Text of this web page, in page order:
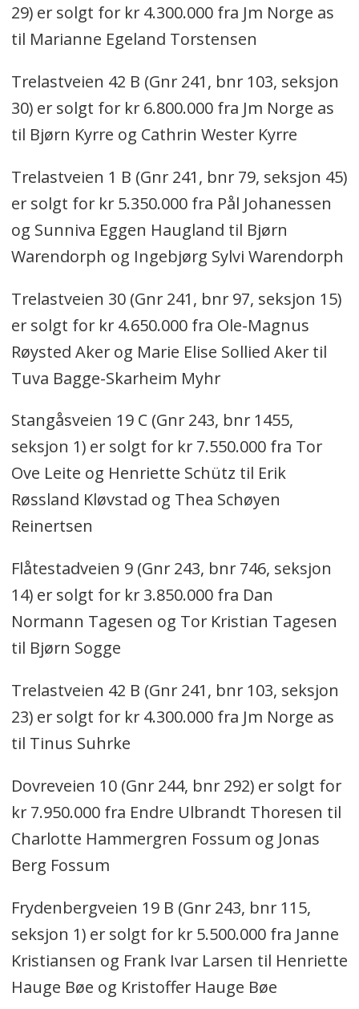
29) er solgt for kr 4.300.000 fra Jm Norge as
til Marianne Egeland Torstensen
Trelastveien 42 B (Gnr 241, bnr 103, seksjon
30) er solgt for kr 6.800.000 fra Jm Norge as
til Bjørn Kyrre og Cathrin Wester Kyrre
Trelastveien 1 B (Gnr 241, bnr 79, seksjon 45)
er solgt for kr 5.350.000 fra Pål Johanessen
og Sunniva Eggen Haugland til Bjørn
Warendorph og Ingebjørg Sylvi Warendorph
Trelastveien 30 (Gnr 241, bnr 97, seksjon 15)
er solgt for kr 4.650.000 fra Ole-Magnus
Røysted Aker og Marie Elise Sollied Aker til
Tuva Bagge-Skarheim Myhr
Stangåsveien 19 C (Gnr 243, bnr 1455,
seksjon 1) er solgt for kr 7.550.000 fra Tor
Ove Leite og Henriette Schütz til Erik
Røssland Kløvstad og Thea Schøyen
Reinertsen
Flåtestadveien 9 (Gnr 243, bnr 746, seksjon
14) er solgt for kr 3.850.000 fra Dan
Normann Tagesen og Tor Kristian Tagesen
til Bjørn Sogge
Trelastveien 42 B (Gnr 241, bnr 103, seksjon
23) er solgt for kr 4.300.000 fra Jm Norge as
til Tinus Suhrke
Dovreveien 10 (Gnr 244, bnr 292) er solgt for
kr 7.950.000 fra Endre Ulbrandt Thoresen til
Charlotte Hammergren Fossum og Jonas
Berg Fossum
Frydenbergveien 19 B (Gnr 243, bnr 115,
seksjon 1) er solgt for kr 5.500.000 fra Janne
Kristiansen og Frank Ivar Larsen til Henriette
Hauge Bøe og Kristoffer Hauge Bøe